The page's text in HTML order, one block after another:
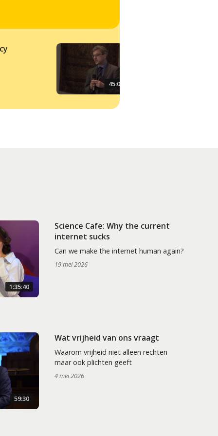
45:00
1:35:40
Science Cafe: Why the current
internet sucks
Can we make the internet human again?
19 mei 2026
59:30
Wat vrijheid van ons vraagt
Waarom vrijheid niet alleen rechten
maar ook plichten geeft
4 mei 2026